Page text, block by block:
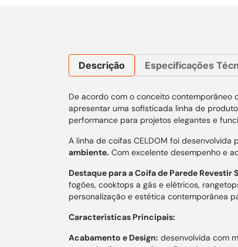
Descrição Especificações
De acordo com o conceito contemporâneo
apresentar uma sofisticada linha de
performance para projetos elegantes e
A linha de coifas CELDOM foi desenvolvida
ambiente. Com excelente desempenho e
Destaque para a Coifa de Parede Revestir
fogões, cooktops a gás e elétricos,
personalização e estética contemporânea
Características Principais:
Acabamento e Design: desenvolvida com